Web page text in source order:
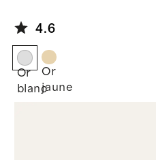
à diamants
espacés sertis
clos
4.6
Or
blanc
Or
jaune